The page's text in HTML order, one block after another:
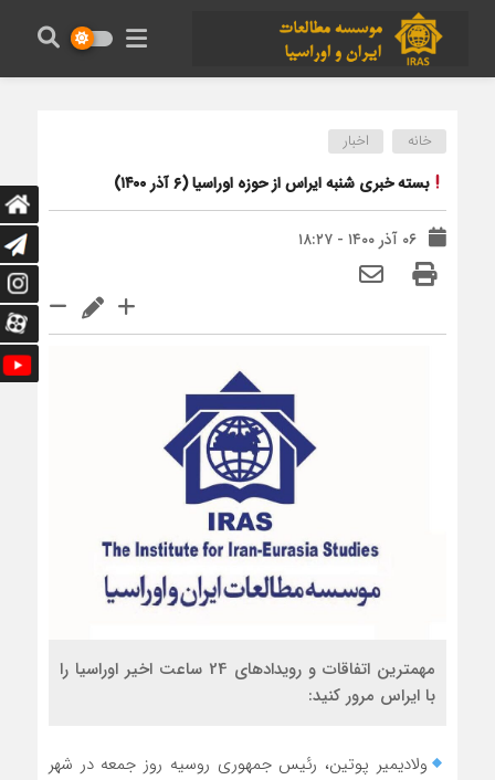
خانه اخبار
بسته خبری شنبه ایراس از حوزه اوراسیا (۶ آذر ۱۴۰۰)
۰۶ آذر ۱۴۰۰ - ۱۸:۲۷
مهمترین اتفاقات و رویدادهای 24 ساعت اخیر اوراسیا را
با ایراس مرور کنید:
ولادیمیر پوتین، رئیس جمهوری روسیه روز جمعه در شهر